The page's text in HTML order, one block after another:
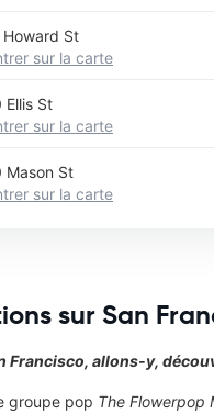
Howard St
sur la carte
Ellis St
sur la carte
Mason St
sur la carte
sur San
Francisco, allons-y,
groupe pop The Flowerpop